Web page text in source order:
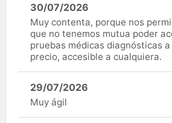
30/07/2026
Muy contenta, porque nos
que no tenemos mutua poder
pruebas médicas diagnósticas a
precio, accesible a cualquiera.
29/07/2026
Muy ágil